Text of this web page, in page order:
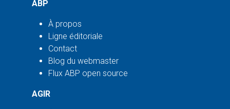
ABP
À propos
Ligne éditoriale
Contact
Blog du webmaster
Flux ABP open source
AGIR